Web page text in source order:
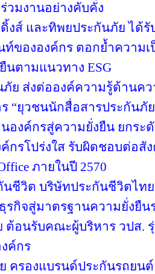
วมงานอย่างคับคั่ง
งส์ และทิพยประกันภัย ได้รั
ขององค์กร ตอกย้ำความ
นตามแนวทาง ESG
ย ส่งต่อองค์ความรู้ด้านค
“ยุวชนนักสื่อสารประกันภั
องค์กรสู่ความยั่งยืน ยกระ
ค์กรโปร่งใส รับผิดชอบต่อ
ภายในปี 2570
นชีวิต บริษัทประกันชีวิตไท
รกิจสู่มาตรฐานความยั่งยืน
ต้อนรับคณะผู้บริหาร วปส.
ค์กร
ครองแบรนด์ประกันรถยน